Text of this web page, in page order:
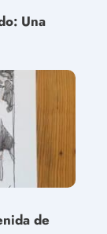
Una
de